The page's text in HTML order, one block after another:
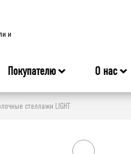
и
Покупателю О нас
стеллажи LIGHT